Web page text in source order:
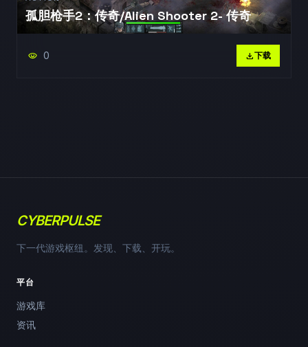
孤胆枪手2：传奇/Alien Shooter 2- 传奇
visibility 0 download下载
CYBERPULSE
下一代游戏枢纽。发现、下载、开玩。
平台
游戏库
资讯